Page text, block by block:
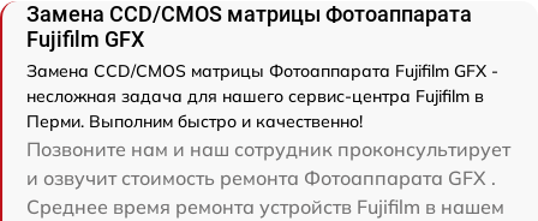
Замена CCD/CMOS матрицы Фотоаппарата
Fujifilm GFX
Замена CCD/CMOS матрицы Фотоаппарата Fujifilm GFX -
несложная задача для нашего сервис-центра Fujifilm в
Перми. Выполним быстро и качественно!
Позвоните нам и наш сотрудник проконсультирует
и озвучит стоимость ремонта Фотоаппарата GFX .
Среднее время ремонта устройств Fujifilm в нашем